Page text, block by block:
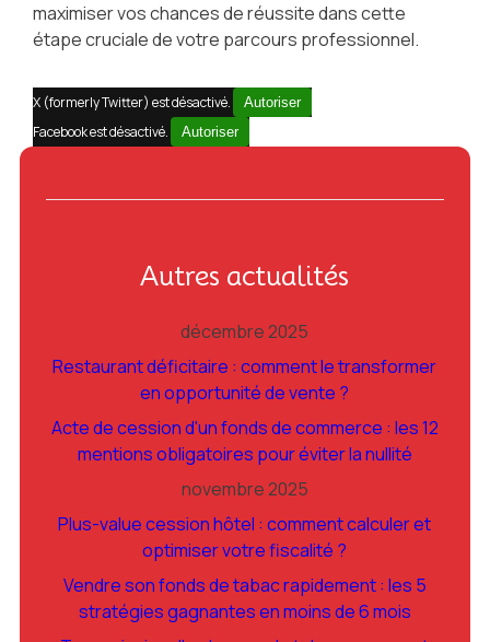
maximiser vos chances de réussite dans cette
étape cruciale de votre parcours professionnel.
X (formerly Twitter) est désactivé. Autoriser
Facebook est désactivé. Autoriser
Autres actualités
décembre 2025
Restaurant déficitaire : comment le transformer
en opportunité de vente ?
Acte de cession d'un fonds de commerce : les 12
mentions obligatoires pour éviter la nullité
novembre 2025
Plus-value cession hôtel : comment calculer et
optimiser votre fiscalité ?
Vendre son fonds de tabac rapidement : les 5
stratégies gagnantes en moins de 6 mois